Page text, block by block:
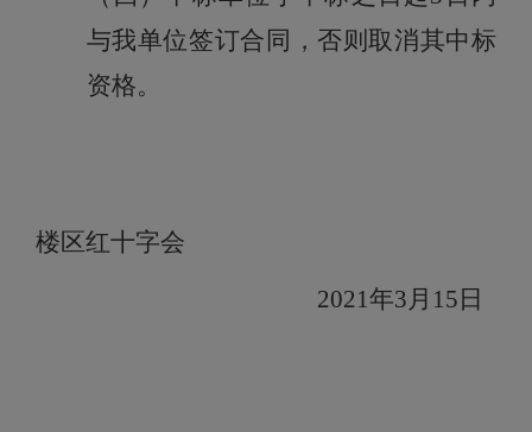
与我单位签订合同，否则取消其中标
资格。
楼区红十字会
2021年3 月 15 日